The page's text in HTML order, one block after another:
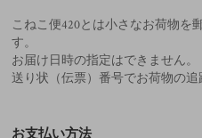
こねこ便420とは小さなお荷物を
す。
お届け日時の指定はできません。
送り状（伝票）番号でお荷物の追
お支払い方法